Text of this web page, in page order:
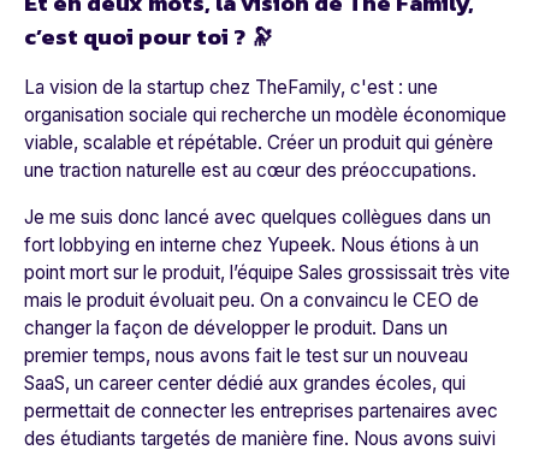
c’est quoi pour toi ? 🔭
La vision de la startup chez TheFamily, c'est : une
organisation sociale qui recherche un modèle économique
viable, scalable et répétable. Créer un produit qui génère
une traction naturelle est au cœur des préoccupations.
Je me suis donc lancé avec quelques collègues dans un
fort lobbying en interne chez Yupeek. Nous étions à un
point mort sur le produit, l’équipe Sales grossissait très vite
mais le produit évoluait peu. On a convaincu le CEO de
changer la façon de développer le produit. Dans un
premier temps, nous avons fait le test sur un nouveau
SaaS, un career center dédié aux grandes écoles, qui
permettait de connecter les entreprises partenaires avec
des étudiants targetés de manière fine. Nous avons suivi